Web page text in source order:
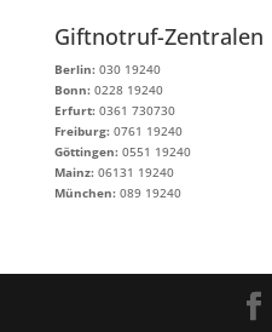
Giftnotruf-Zentralen
Berlin:030 19240
Bonn:0228 19240
Erfurt:0361 730730
Freiburg:0761 19240
Göttingen:0551 19240
Mainz:06131 19240
München:089 19240